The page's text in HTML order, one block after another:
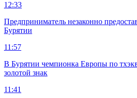
12:33
Предприниматель незаконно
Бурятии
11:57
В Бурятии чемпионка Европы по
золотой знак
11:41